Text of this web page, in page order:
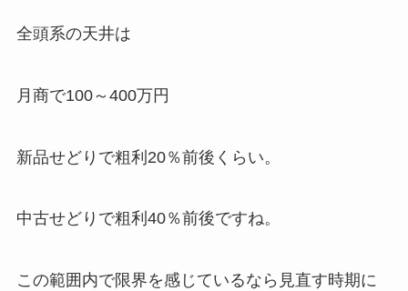
全頭系の天井は
月商で100～400万円
新品せどりで粗利20％前後くらい。
中古せどりで粗利40％前後ですね。
この範囲内で限界を感じているなら見直す時期に